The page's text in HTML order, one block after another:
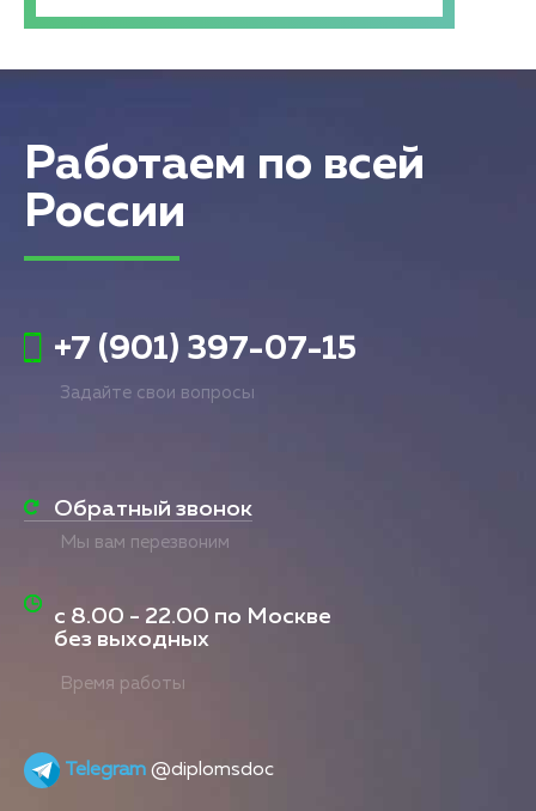
Работаем по всей
России
+7 (901) 397-07-15
Задайте свои вопросы
Обратный звонок
Мы вам перезвоним
с 8.00 - 22.00 по Москве
без выходных
Время работы
Telegram @diplomsdoc